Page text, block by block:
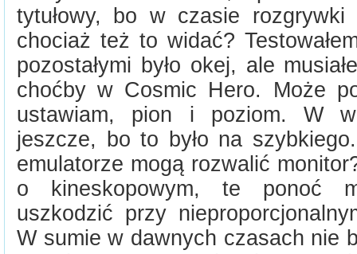
tytułowy, bo w czasie
chociaż też to widać?
pozostałymi było okej, ale
choćby w Cosmic Hero. Może
ustawiam, pion i poziom. W
jeszcze, bo to było na
emulatorze mogą rozwalić
o kineskopowym, te ponoć
uszkodzić przy
W sumie w dawnych czasach nie